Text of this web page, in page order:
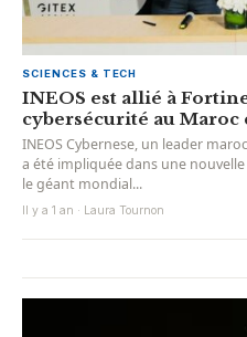
SCIENCES & TECH
INEOS est allié à
cybersécurité au Maroc
INEOS Cybernese, un leader
a été impliquée dans une
le géant mondial...
Il y a 1 an · Laura Tournon